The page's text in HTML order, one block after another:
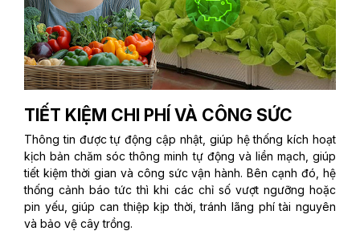
TIẾT KIỆM CHI PHÍ VÀ CÔNG SỨC
Thông tin được tự động cập nhật, giúp hệ thống kích hoạt
kịch bản chăm sóc thông minh tự động và liền mạch, giúp
tiết kiệm thời gian và công sức vận hành. Bên cạnh đó, hệ
thống cảnh báo tức thì khi các chỉ số vượt ngưỡng hoặc
pin yếu, giúp can thiệp kịp thời, tránh lãng phí tài nguyên
và bảo vệ cây trồng.